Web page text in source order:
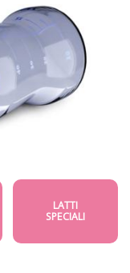
LATTI
SPECIALI